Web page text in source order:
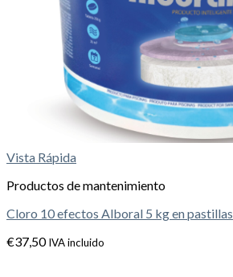
Vista Rápida
Productos de mantenimiento
Cloro 10 efectos Alboral 5 kg en pastillas
€37,50 IVA incluido